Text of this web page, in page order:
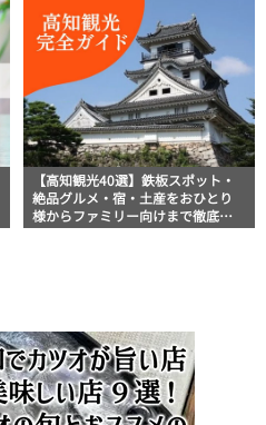
【高知観光40選】鉄板スポット・
絶品グルメ・宿・土産をおひとり
様からファミリー向けまで徹底解